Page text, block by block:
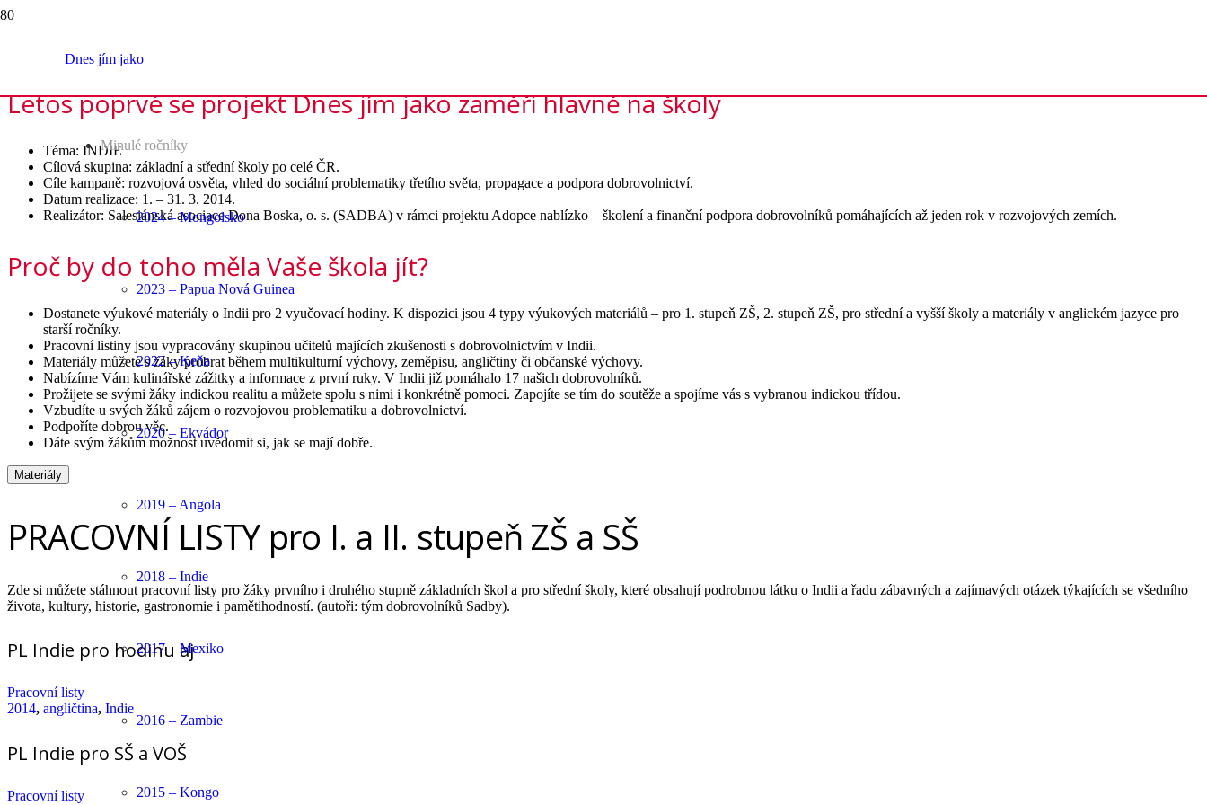
Dnes jím jako
Minulé ročníky
2024 – Mongolsko
2023 – Papua Nová Guinea
2022 – Keňa
2020 – Ekvádor
2019 – Angola
2018 – Indie
2017 – Mexiko
2016 – Zambie
2015 – Kongo
Hodnocení ročníku 2014
Letos poprvé se projekt Dnes jím jako zaměří hlavně na školy
Téma: INDIE
Cílová skupina: základní a střední školy po celé ČR.
Cíle kampaně: rozvojová osvěta, vhled do sociální problematiky třetího světa, propagace a podpora dobrovolnictví.
Datum realizace: 1. – 31. 3. 2014.
Realizátor: Salesiánská asociace Dona Boska, o. s. (SADBA) v rámci projektu Adopce nablízko – školení a finanční podpora dobrovolníků pomáhajících až jeden rok v rozvojových zemích.
Proč by do toho měla Vaše škola jít?
Dostanete výukové materiály o Indii pro 2 vyučovací hodiny. K dispozici jsou 4 typy výukových materiálů – pro 1. stupeň ZŠ, 2. stupeň ZŠ, pro střední a vyšší školy a materiály v anglickém jazyce pro
starší ročníky.
Pracovní listiny jsou vypracovány skupinou učitelů majících zkušenosti s dobrovolnictvím v Indii.
Materiály můžete s žáky probrat během multikulturní výchovy, zeměpisu, angličtiny či občanské výchovy.
Nabízíme Vám kulinářské zážitky a informace z první ruky. V Indii již pomáhalo 17 našich dobrovolníků.
Prožijete se svými žáky indickou realitu a můžete spolu s nimi i konkrétně pomoci. Zapojíte se tím do soutěže a spojíme vás s vybranou indickou třídou.
Vzbudíte u svých žáků zájem o rozvojovou problematiku a dobrovolnictví.
Podpoříte dobrou věc.
Dáte svým žákům možnost uvědomit si, jak se mají dobře.
Materiály
PRACOVNÍ LISTY pro I. a II. stupeň ZŠ a SŠ
Zde si můžete stáhnout pracovní listy pro žáky prvního i druhého stupně základních škol a pro střední školy, které obsahují podrobnou látku o Indii a řadu zábavných a zajímavých otázek týkajících se všedního
života, kultury, historie, gastronomie i pamětihodností. (autoři: tým dobrovolníků Sadby).
PL Indie pro hodinu aj
Pracovní listy
2014, angličtina, Indie
PL Indie pro SŠ a VOŠ
Pracovní listy